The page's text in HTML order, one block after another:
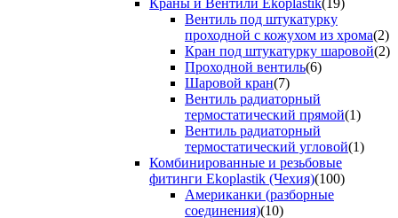
Вентиль под штукатурку
проходной с кожухом из хрома(2)
Кран под штукатурку шаровой(2)
Проходной вентиль(6)
Шаровой кран(7)
Вентиль радиаторный
термостатический прямой(1)
Вентиль радиаторный
термостатический угловой(1)
Комбинированные и резьбовые
фитинги Ekoplastik (Чехия)(100)
Американки (разборные
соединения)(10)